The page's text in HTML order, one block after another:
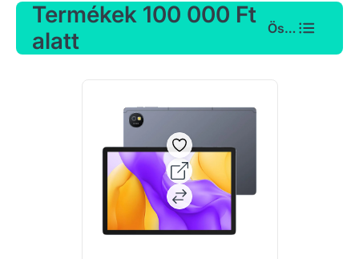
Termékek 100 000 Ft
alatt
Összes